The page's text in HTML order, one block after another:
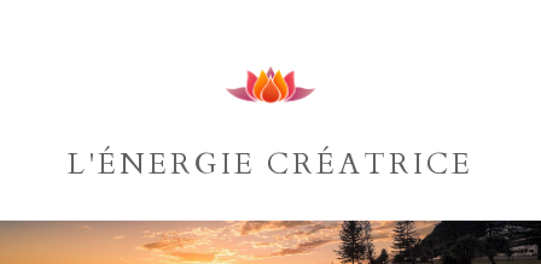
L'ÉNERGIE CRÉATRICE